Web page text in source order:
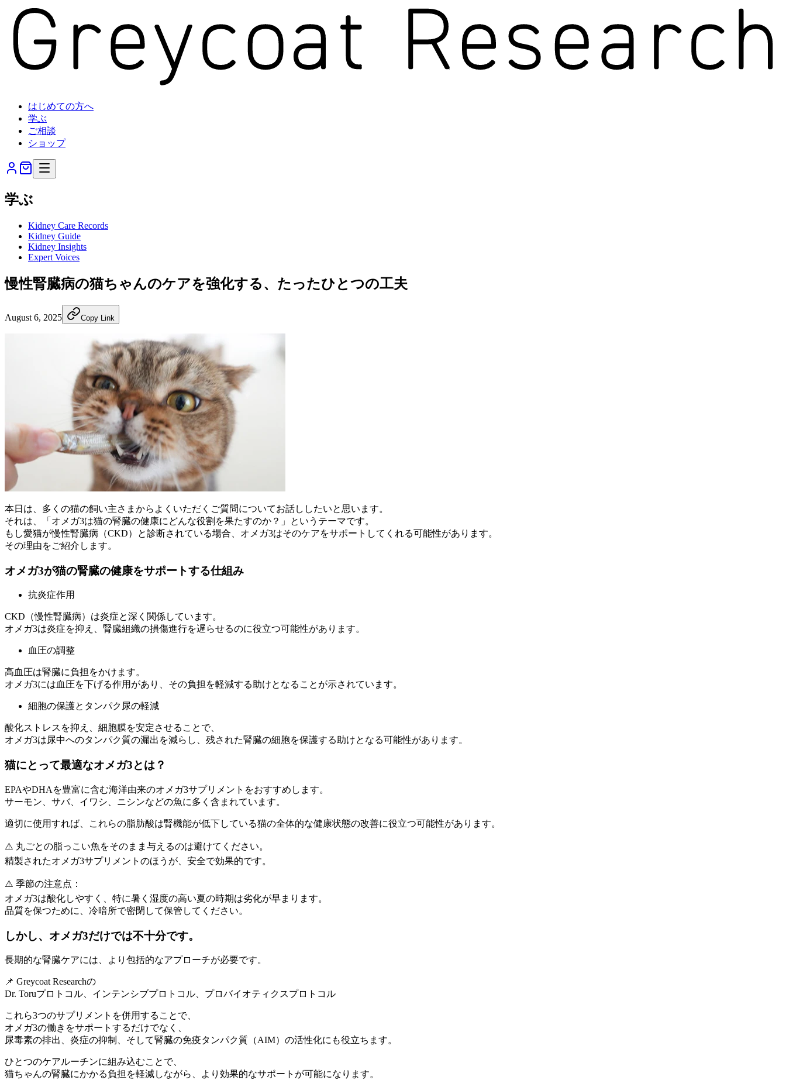
はじめての方へ
学ぶ
ご相談
ショップ
学ぶ
Kidney Care Records
Kidney Guide
Kidney Insights
Expert Voices
慢性腎臓病の猫ちゃんのケアを強化する、たったひとつの工夫
August 6, 2025 Copy Link
本日は、多くの猫の飼い主さまからよくいただくご質問についてお話ししたいと思います。
それは、「オメガ3は猫の腎臓の健康にどんな役割を果たすのか？」というテーマです。
もし愛猫が慢性腎臓病（CKD）と診断されている場合、オメガ3はそのケアをサポートしてくれる可能性があります。
その理由をご紹介します。
オメガ3が猫の腎臓の健康をサポートする仕組み
抗炎症作用
CKD（慢性腎臓病）は炎症と深く関係しています。
オメガ3は炎症を抑え、腎臓組織の損傷進行を遅らせるのに役立つ可能性があります。
血圧の調整
高血圧は腎臓に負担をかけます。
オメガ3には血圧を下げる作用があり、その負担を軽減する助けとなることが示されています。
細胞の保護とタンパク尿の軽減
酸化ストレスを抑え、細胞膜を安定させることで、
オメガ3は尿中へのタンパク質の漏出を減らし、残された腎臓の細胞を保護する助けとなる可能性があります。
猫にとって最適なオメガ3とは？
EPAやDHAを豊富に含む海洋由来のオメガ3サプリメントをおすすめします。
サーモン、サバ、イワシ、ニシンなどの魚に多く含まれています。
適切に使用すれば、これらの脂肪酸は腎機能が低下している猫の全体的な健康状態の改善に役立つ可能性があります。
⚠️ 丸ごとの脂っこい魚をそのまま与えるのは避けてください。
精製されたオメガ3サプリメントのほうが、安全で効果的です。
⚠️ 季節の注意点：
オメガ3は酸化しやすく、特に暑く湿度の高い夏の時期は劣化が早まります。
品質を保つために、冷暗所で密閉して保管してください。
しかし、オメガ3だけでは不十分です。
長期的な腎臓ケアには、より包括的なアプローチが必要です。
📌 Greycoat Researchの
Dr. Toruプロトコル、インテンシブプロトコル、プロバイオティクスプロトコル
これら3つのサプリメントを併用することで、
オメガ3の働きをサポートするだけでなく、
尿毒素の排出、炎症の抑制、そして腎臓の免疫タンパク質（AIM）の活性化にも役立ちます。
ひとつのケアルーチンに組み込むことで、
猫ちゃんの腎臓にかかる負担を軽減しながら、より効果的なサポートが可能になります。